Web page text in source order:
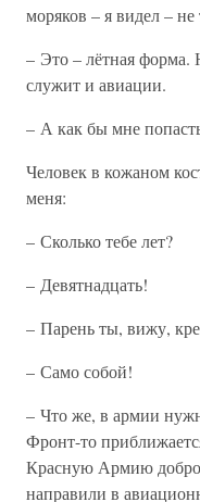
моряков – я видел – не
– Это – лётная форма.
служит и авиации.
– А как бы мне
Человек в кожаном
меня:
– Сколько тебе лет?
– Девятнадцать!
– Парень ты, вижу,
– Само собой!
– Что же, в армии
Фронт-то
Красную Армию
направили в